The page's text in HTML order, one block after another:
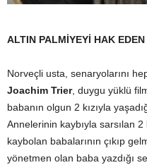
ALTIN PALMİYEYİ HAK
Norveçli usta, senaryolarını
Joachim Trier, duygu yüklü
babanın olgun 2 kızıyla
Annelerinin kaybıyla sarsılan
kaybolan babalarının çıkıp
yönetmen olan baba yazdığı